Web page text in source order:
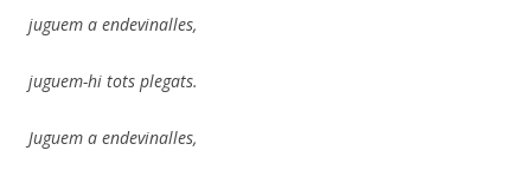
juguem a endevinalles,
juguem-hi tots plegats.
Juguem a endevinalles,